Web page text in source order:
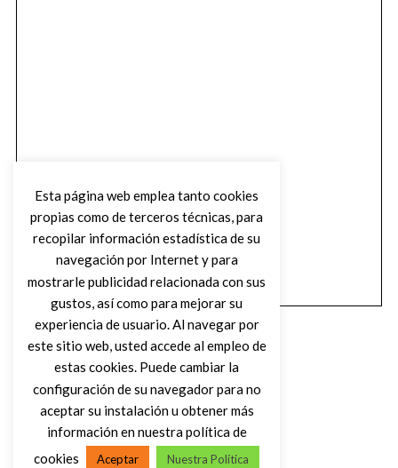
Esta página web emplea tanto cookies
propias como de terceros técnicas, para
recopilar información estadística de su
navegación por Internet y para
mostrarle publicidad relacionada con sus
gustos, así como para mejorar su
experiencia de usuario. Al navegar por
este sitio web, usted accede al empleo de
estas cookies. Puede cambiar la
configuración de su navegador para no
aceptar su instalación u obtener más
información en nuestra política de
cookies
Aceptar Nuestra Política